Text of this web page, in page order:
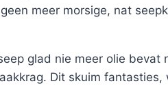
meer morsige, nat
glad nie meer olie
Dit skuim